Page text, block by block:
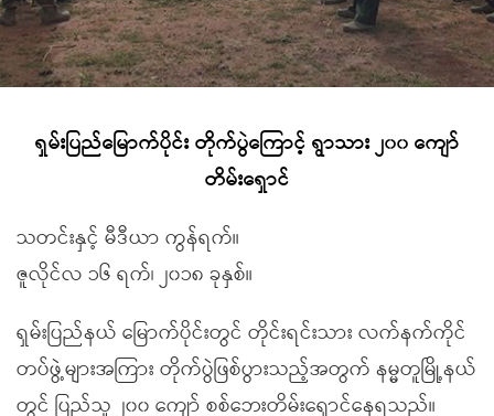
ရှမ်းပြည်မြောက်ပိုင်း တိုက်ပွဲကြောင့် ရွာသား ၂၀၀ ကျော်
တိမ်းရှောင်
သတင်းနှင့် မီဒီယာ ကွန်ရက်။
ဇူလိုင်လ ၁၆ ရက်၊ ၂၀၁၈ ခုနှစ်။
ရှမ်းပြည်နယ် မြောက်ပိုင်းတွင် တိုင်းရင်းသား လက်နက်ကိုင်
တပ်ဖွဲ့များအကြား တိုက်ပွဲဖြစ်ပွားသည့်အတွက် နမ္မတူမြို့နယ်
တွင် ပြည်သူ ၂၀၀ ကျော် စစ်ဘေးတိမ်းရှောင်နေရသည်။